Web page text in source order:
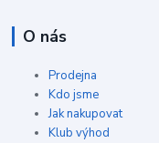
O nás
Prodejna
Kdo jsme
Jak nakupovat
Klub výhod